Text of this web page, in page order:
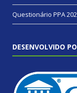
Questionário PPA
DESENVOLVIDO